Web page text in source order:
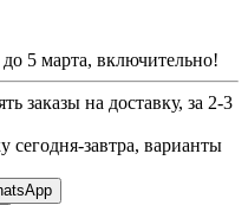
5 марта, включительно!
заказы на доставку, за 2-3
сегодня-завтра, варианты